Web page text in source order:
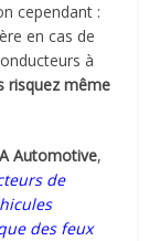
cependant :
en cas de
à
risquez même
Automotive,
de
des feux